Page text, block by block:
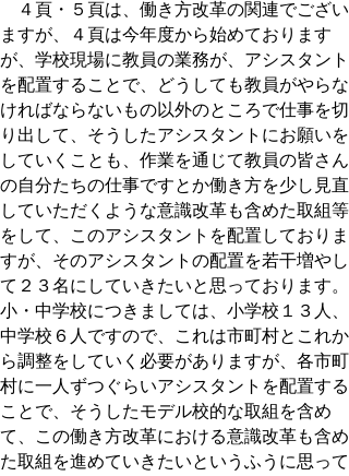
４頁・５頁は、働き方改革の関連でござい
ますが、４頁は今年度から始めております
が、学校現場に教員の業務が、アシスタント
を配置することで、どうしても教員がやらな
ければならないもの以外のところで仕事を切
り出して、そうしたアシスタントにお願いを
していくことも、作業を通じて教員の皆さん
の自分たちの仕事ですとか働き方を少し見直
していただくような意識改革も含めた取組等
をして、このアシスタントを配置しておりま
すが、そのアシスタントの配置を若干増やし
て２３名にしていきたいと思っております。
小・中学校につきましては、小学校１３人、
中学校６人ですので、これは市町村とこれか
ら調整をしていく必要がありますが、各市町
村に一人ずつぐらいアシスタントを配置する
ことで、そうしたモデル校的な取組を含め
て、この働き方改革における意識改革も含め
た取組を進めていきたいというふうに思って